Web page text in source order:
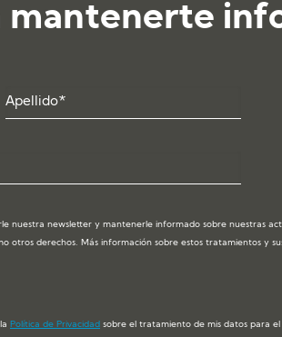
mantenerte
nuestra newsletter y mantenerle informado sobre nuestras
otros derechos. Más información sobre estos tratamientos y
Política de Privacidad sobre el tratamiento de mis datos para el